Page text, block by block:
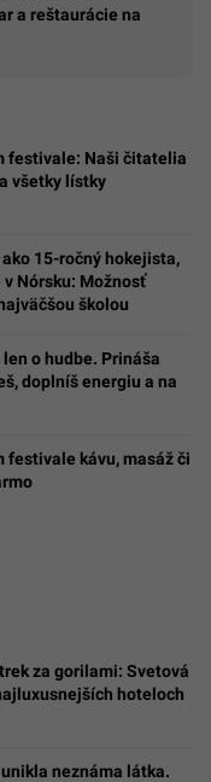
a reštaurácie na
festivale: Naši čitatelia
všetky lístky
15-ročný hokejista,
Nórsku: Možnosť
školou
o hudbe. Prináša
doplníš energiu a na
festivale kávu, masáž či
za gorilami: Svetová
hoteloch
neznáma látka.